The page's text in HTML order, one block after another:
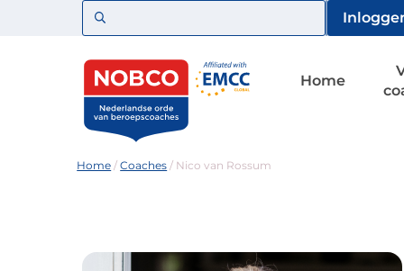
Zoeken
Home
Home /Coaches / Nico van Rossum